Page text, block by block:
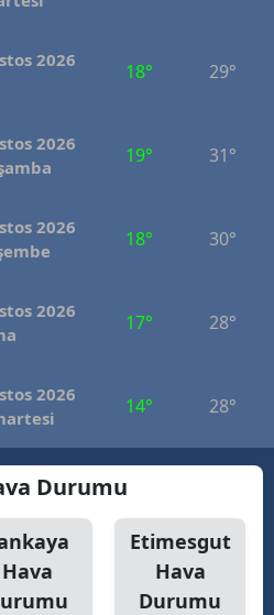
2026
18° 29°
2026
19° 31°
2026
18° 30°
2026
17° 28°
2026
14° 28°
Durumu
Hava
Etimesgut
Hava
Durumu